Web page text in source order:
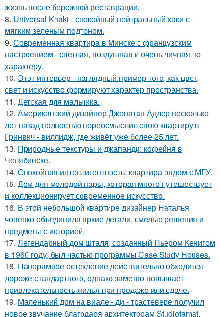
жизнь после бережной реставрации.
8. Universal Khaki - спокойный нейтральный хаки с
мягким зеленым подтоном.
9. Современная квартира в Минске с французским
настроением - светлая, воздушная и очень личная по
характеру.
10. Этот интерьер - наглядный пример того, как цвет,
свет и искусство формируют характер пространства.
11. Детская для мальчика.
12. Американский дизайнер Джонатан Адлер несколько
лет назад полностью переосмыслил свою квартиру в
Гринвич - виллидж, где живёт уже более 25 лет.
13. Природные текстуры и джапанди: кофейня в
Челябинске.
14. Спокойная интеллигентность: квартира рядом с МГУ.
15. Дом для молодой пары, которая много путешествует
и коллекционирует современное искусство.
16. В этой небольшой квартире дизайнер Наталья
чопенко объединила яркие детали, смелые решения и
предметы с историей.
17. Легендарный дом шталя, созданный Пьером Кенигом
в 1960 году, был частью программы Case Study Houses.
18. Панорамное остекление действительно обходится
дороже стандартного, однако заметно повышает
привлекательность жилья при продаже или сдаче.
19. Маленький дом на виале - ди - трастевере получил
новое звучание благодаря архитекторам Studiotamat.